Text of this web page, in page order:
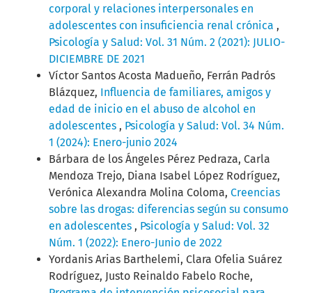
corporal y relaciones interpersonales en
adolescentes con insuficiencia renal crónica ,
Psicología y Salud: Vol. 31 Núm. 2 (2021): JULIO-
DICIEMBRE DE 2021
Víctor Santos Acosta Madueño, Ferrán Padrós
Blázquez, Influencia de familiares, amigos y
edad de inicio en el abuso de alcohol en
adolescentes , Psicología y Salud: Vol. 34 Núm.
1 (2024): Enero-junio 2024
Bárbara de los Ángeles Pérez Pedraza, Carla
Mendoza Trejo, Diana Isabel López Rodríguez,
Verónica Alexandra Molina Coloma, Creencias
sobre las drogas: diferencias según su consumo
en adolescentes , Psicología y Salud: Vol. 32
Núm. 1 (2022): Enero-Junio de 2022
Yordanis Arias Barthelemi, Clara Ofelia Suárez
Rodríguez, Justo Reinaldo Fabelo Roche,